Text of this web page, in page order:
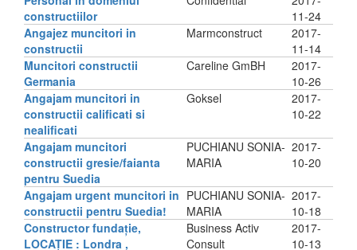
constructiilor
11-24
Angajez muncitori in
constructii
Marmconstruct
2017-
11-14
Muncitori constructii
Germania
Careline GmBH
2017-
10-26
Angajam muncitori in
constructii calificati si
nealificati
Goksel
2017-
10-22
Angajam muncitori
constructii gresie/faianta
pentru Suedia
PUCHIANU SONIA-
MARIA
2017-
10-20
Angajam urgent muncitori in
constructii pentru Suedia!
PUCHIANU SONIA-
MARIA
2017-
10-18
Constructor fundație,
LOCAȚIE : Londra ,
Business Activ
Consult
2017-
10-13